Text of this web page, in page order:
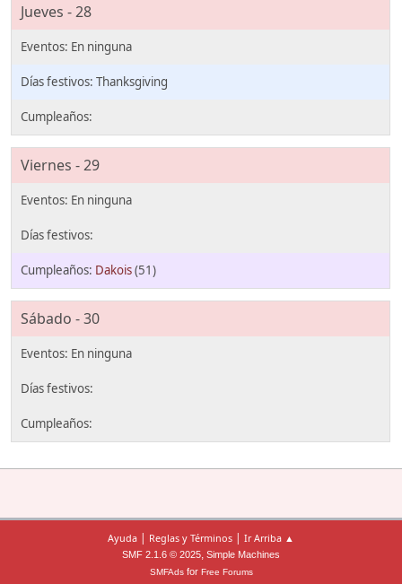
Jueves - 28
Thanksgiving
Viernes - 29
Dakois(51)
Sábado - 30
Ayuda | Reglas y Términos | Ir Arriba ▲
SMF 2.1.6 © 2025, Simple Machines
SMFAdsfor Free Forums